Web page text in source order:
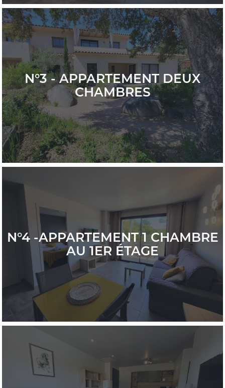
N°3 - APPARTEMENT DEUX
CHAMBRES
N°4 -APPARTEMENT 1 CHAMBRE
AU 1ER ÉTAGE